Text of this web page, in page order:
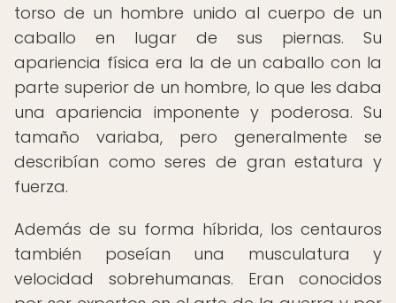
torso de un hombre unido al cuerpo de un
caballo en lugar de sus piernas. Su
apariencia física era la de un caballo con la
parte superior de un hombre, lo que les daba
una apariencia imponente y poderosa. Su
tamaño variaba, pero generalmente se
describían como seres de gran estatura y
fuerza.
Además de su forma híbrida, los centauros
también poseían una musculatura y
velocidad sobrehumanas. Eran conocidos